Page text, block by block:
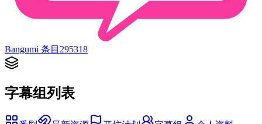
Bangumi 条目 295318
字幕组列表